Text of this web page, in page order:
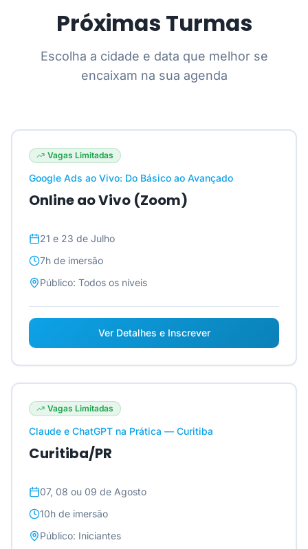
Próximas Turmas
Escolha a cidade e data que melhor se
encaixam na sua agenda
Vagas Limitadas
Google Ads ao Vivo: Do Básico ao Avançado
Online ao Vivo (Zoom)
21 e 23 de Julho
7h de imersão
Público: Todos os níveis
Ver Detalhes e Inscrever
Vagas Limitadas
Claude e ChatGPT na Prática — Curitiba
Curitiba/PR
07, 08 ou 09 de Agosto
10h de imersão
Público: Iniciantes